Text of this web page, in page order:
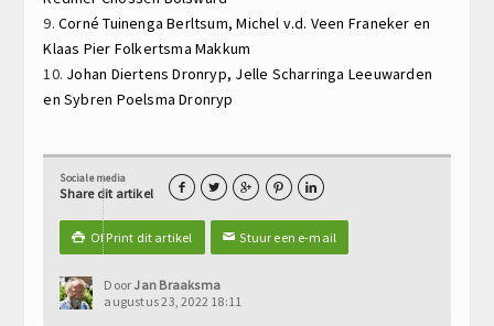
9.Corné TuinengaBerltsum,Michel v.d. Veen Franeker en
Klaas Pier FolkertsmaMakkum
10. Johan DiertensDronryp, Jelle Scharringa Leeuwarden
enSybren PoelsmaDronryp
Sociale media
Share dit artikel     
 Of Print dit artikel ✉Stuur een e-mail
DoorJan Braaksma
augustus 23, 2022 18:11